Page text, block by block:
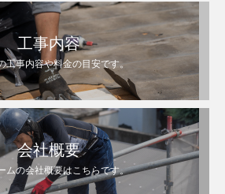
工事内容
工事内容や料金の目安です。
会社概要
ムの会社概要はこちらです。